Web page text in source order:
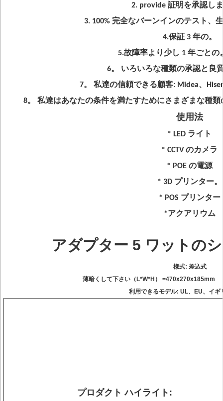
2. provide 証明を承認し
3. 100% 完全なバーンインのテスト、
4.保証 3 年の。
5.故障率より少し 1 年ごとの
6。 いろいろな種類の承認と良
7。 私達の信頼できる顧客: Midea、
8。 私達はあなたの条件を満たすためにさまざまな種
使用法
* LED ライト
* CCTV のカメラ
* POE の電源
* 3D プリンター。
* POS プリンター
*アクアリウム
アダプター 5 ワットの
様式: 差込式
薄暗くして下さい（L*W*H） =470x270x185mm
利用できるモデル: UL、EU、イギ
プロダクト ハイライト: